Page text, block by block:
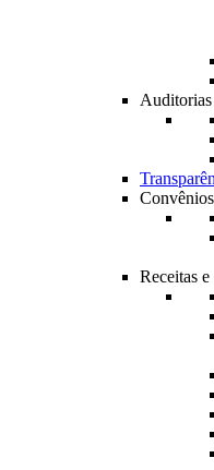
Auditorias
Receitas e